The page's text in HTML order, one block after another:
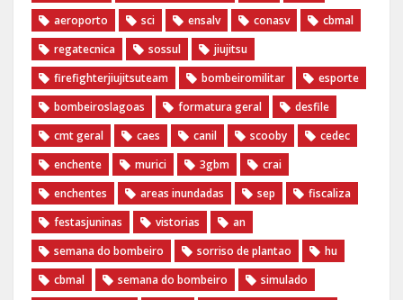
aeroporto
sci ensalv conasv
cbmal
regatecnica
sossul
jiujitsu
firefighterjiujitsuteam
bombeiromilitar
esporte
bombeiroslagoas
formatura geral
desfile
cmt geral
caes canil scooby
cedec
enchente
murici 3gbm
crai
enchentes
areas inundadas sep
fiscaliza
festasjuninas
vistorias
an
semana do bombeiro
sorriso de plantao
hu
cbmal
semana do bombeiro
simulado